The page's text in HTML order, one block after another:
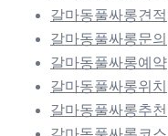
갈마동풀싸롱견적
갈마동풀싸롱문의
갈마동풀싸롱예약
갈마동풀싸롱위치
갈마동풀싸롱추천